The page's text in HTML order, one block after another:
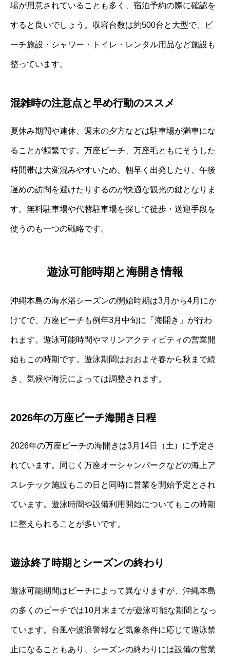
場が用意されていることも多く、宿泊予約の際に確認を
すると良いでしょう。収容台数は約500台と大型で、ビ
ーチ施設・シャワー・トイレ・レンタル用品など施設も
整っています。
混雑時の注意点と早め行動のススメ
夏休み期間や連休、週末の夕方などは駐車場が満車にな
ることが頻繁です。万座ビーチ、万座毛ともにそうした
時間帯は大変混みやすいため、朝早く出発したり、午後
遅めの訪問を避けたりするのが快適な観光の鍵となりま
す。無料駐車場や代替駐車場を探して徒歩・送迎手段を
使うのも一つの戦略です。
遊泳可能時期と海開き情報
沖縄本島の海水浴シーズンの開始時期は3月から4月にか
けてで、万座ビーチも例年3月中旬に「海開き」が行わ
れます。遊泳可能時間やマリンアクティビティの営業開
始もこの時期です。遊泳期間はおおよそ春から秋まで続
き、気候や海況によっては調整されます。
2026年の万座ビーチ海開き日程
2026年の万座ビーチの海開きは3月14日（土）に予定さ
れています。同じく万座オーシャンパークなどの海上ア
スレチック施設もこの日と同時に営業を開始予定とされ
ています。遊泳時間や設備利用開始についてもこの時期
に整えられることが多いです。
遊泳終了時期とシーズンの終わり
遊泳可能期間はビーチによって異なりますが、沖縄本島
の多くのビーチでは10月末までが遊泳可能な期間となっ
ています。台風や波浪警報など気象条件に応じて遊泳禁
止になることもあり、シーズンの終わりには設備の営業